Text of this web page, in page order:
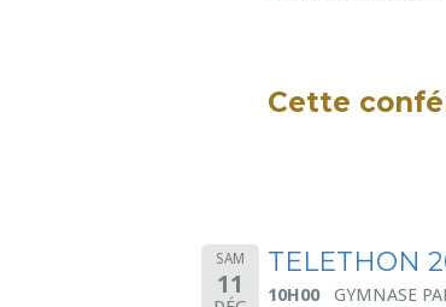
Cette
SAM
11
TELETHON
10H00 GYMNASE